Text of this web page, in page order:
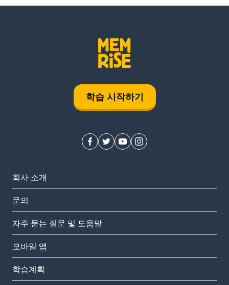
학습 시작하기
회사 소개
문의
자주 묻는 질문 및 도움말
모바일 앱
학습계획